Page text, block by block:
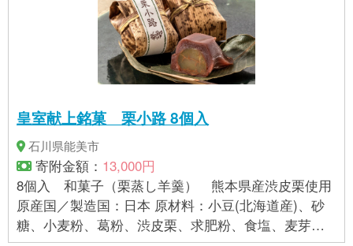
皇室献上銘菓 栗小路 8個入
石川県能美市
寄附金額： 13,000円
8個入 和菓子（栗蒸し羊羹） 熊本県産渋皮栗使用
原産国／製造国：日本 原材料：小豆(北海道産)、砂
糖、小麦粉、葛粉、渋皮栗、求肥粉、食塩、麦芽